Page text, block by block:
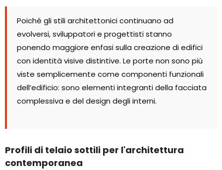
Poiché gli stili architettonici continuano ad
evolversi, sviluppatori e progettisti stanno
ponendo maggiore enfasi sulla creazione di edifici
con identità visive distintive. Le porte non sono più
viste semplicemente come componenti funzionali
dell’edificio: sono elementi integranti della facciata
complessiva e del design degli interni.
Profili di telaio sottili per l'architettura
contemporanea